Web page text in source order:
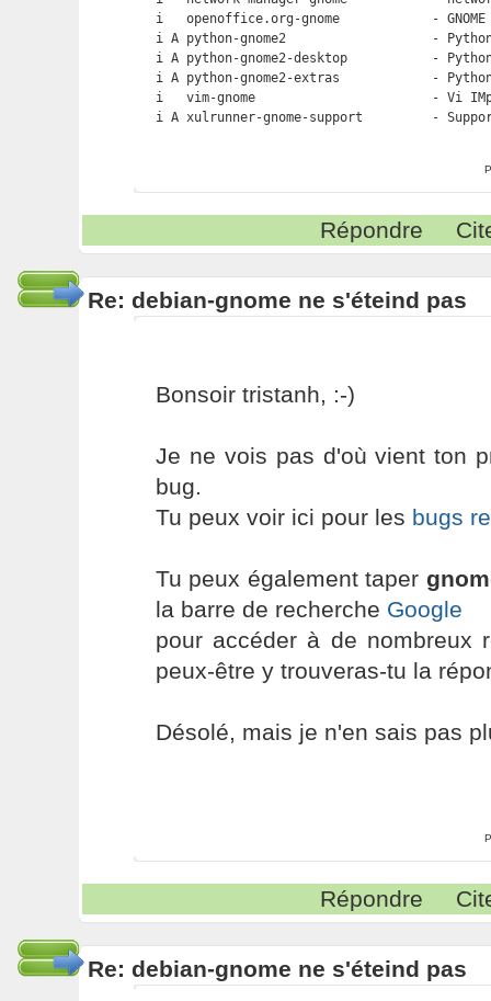
i   openoffice.org-gnome            -
i A python-gnome2                   - Python
i A python-gnome2-desktop           - Python
i A python-gnome2-extras            - Python
i   vim-gnome                       - Vi
Répondre
Re: debian-gnome ne s'éteind pas
Bonsoir tristanh, :-)
Je ne vois pas d'où vient ton
bug.
Tu peux voir ici pour les bugs
Tu peux également taper
la barre de recherche Google
pour accéder à de nombreux
peux-être y trouveras-tu la
Désolé, mais je n'en sais pas
Répondre
Re: debian-gnome ne s'éteind pas